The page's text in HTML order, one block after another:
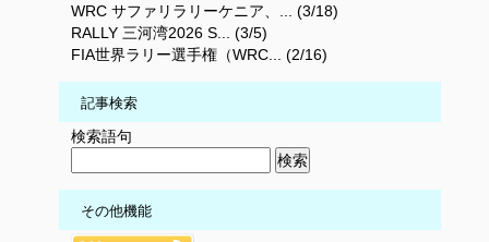
WRC サファリラリーケニア、... (3/18)
RALLY 三河湾2026 S... (3/5)
FIA世界ラリー選手権（WRC... (2/16)
記事検索
検索語句
その他機能